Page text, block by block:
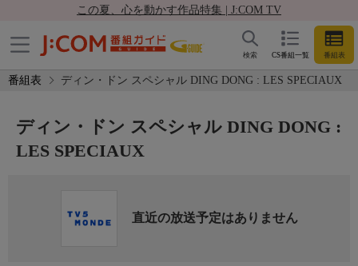
この夏、心を動かす作品特集 | J:COM TV
CS番組一覧 番組表
検索
番組表 ディン・ドン スペシャル DING DONG : LES SPECIAUX
ディン・ドン スペシャル DING DONG :
LES SPECIAUX
直近の放送予定はありません